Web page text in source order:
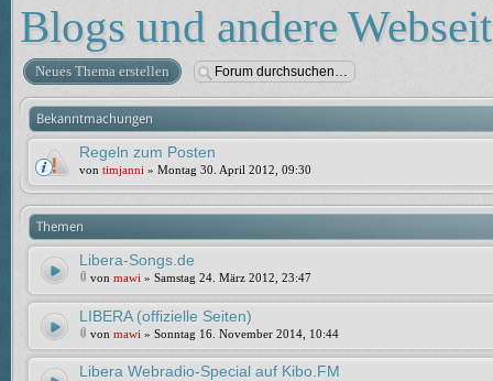
Blogs und andere
Neues Thema erstellen
Bekanntmachungen
Regeln zum Posten
von timjanni » Montag 30. April 2012, 09:30
Themen
Libera-Songs.de
von mawi » Samstag 24. März 2012, 23:47
LIBERA (offizielle Seiten)
von mawi » Sonntag 16. November 2014, 10:44
Libera Webradio-Special auf Kibo.FM